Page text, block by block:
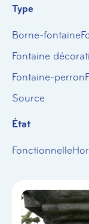
Type
Borne-fontaine
Fontaine
Fontaine-perron
Source
État
Fonctionnelle